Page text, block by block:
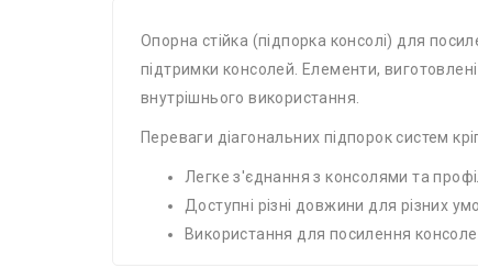
Опорна стійка (підпорка консолі) для
підтримки консолей. Елементи,
внутрішнього використання.
Переваги діагональних підпорок систем
Легке з'єднання з консолями та
Доступні різні довжини для різних
Використання для посилення